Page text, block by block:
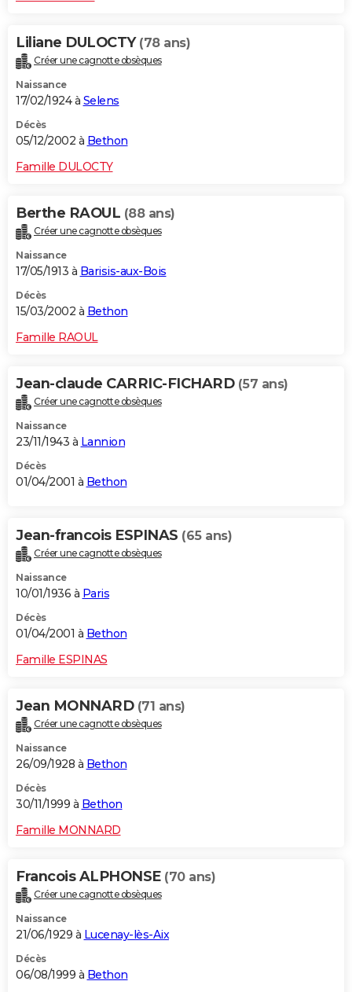
Liliane DULOCTY (78 ans)
Créer une cagnotte obsèques
Naissance
17/02/1924 à Selens
Décès
05/12/2002 à Bethon
Famille DULOCTY
Berthe RAOUL (88 ans)
Créer une cagnotte obsèques
Naissance
17/05/1913 à Barisis-aux-Bois
Décès
15/03/2002 à Bethon
Famille RAOUL
Jean-claude CARRIC-FICHARD (57 ans)
Créer une cagnotte obsèques
Naissance
23/11/1943 à Lannion
Décès
01/04/2001 à Bethon
Jean-francois ESPINAS (65 ans)
Créer une cagnotte obsèques
Naissance
10/01/1936 à Paris
Décès
01/04/2001 à Bethon
Famille ESPINAS
Jean MONNARD (71 ans)
Créer une cagnotte obsèques
Naissance
26/09/1928 à Bethon
Décès
30/11/1999 à Bethon
Famille MONNARD
Francois ALPHONSE (70 ans)
Créer une cagnotte obsèques
Naissance
21/06/1929 à Lucenay-lès-Aix
Décès
06/08/1999 à Bethon